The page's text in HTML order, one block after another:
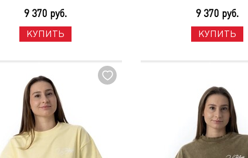
9 370 руб.
КУПИТЬ
9 370 руб.
КУПИТЬ